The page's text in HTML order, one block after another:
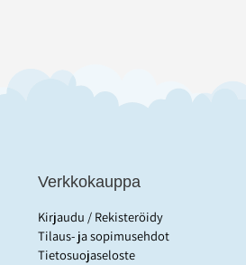
Verkkokauppa
Kirjaudu / Rekisteröidy
Tilaus- ja sopimusehdot
Tietosuojaseloste